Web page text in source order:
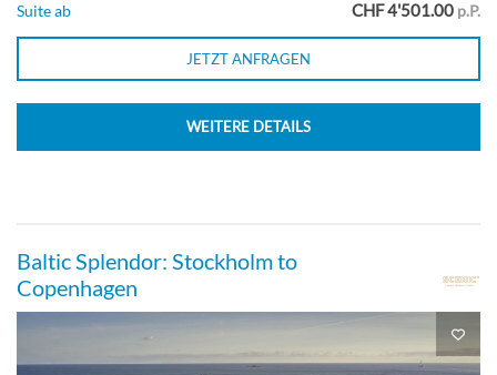
Suite ab CHF 4'501.00 p.P.
JETZT ANFRAGEN
WEITERE DETAILS
Baltic Splendor: Stockholm to
Copenhagen